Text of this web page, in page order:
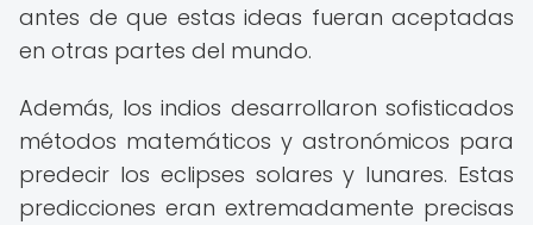
antes de que estas ideas fueran aceptadas
en otras partes del mundo.
Además, los indios desarrollaron sofisticados
métodos matemáticos y astronómicos para
predecir los eclipses solares y lunares. Estas
predicciones eran extremadamente precisas